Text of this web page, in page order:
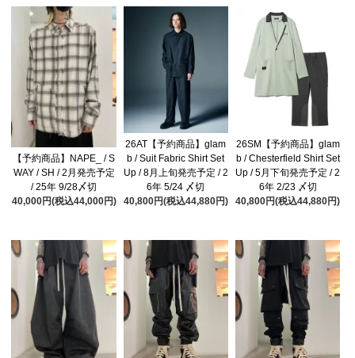
【予約商品】NAPE_ / S
WAY / SH / 2月発売予定
/ 25年 9/28〆切
40,000円(税込44,000円)
26AT【予約商品】glam
b / Suit Fabric Shirt Set
Up / 8月上旬発売予定 / 2
6年 5/24 〆切
40,800円(税込44,880円)
26SM【予約商品】glam
b / Chesterfield Shirt Set
Up / 5月下旬発売予定 / 2
6年 2/23 〆切
40,800円(税込44,880円)